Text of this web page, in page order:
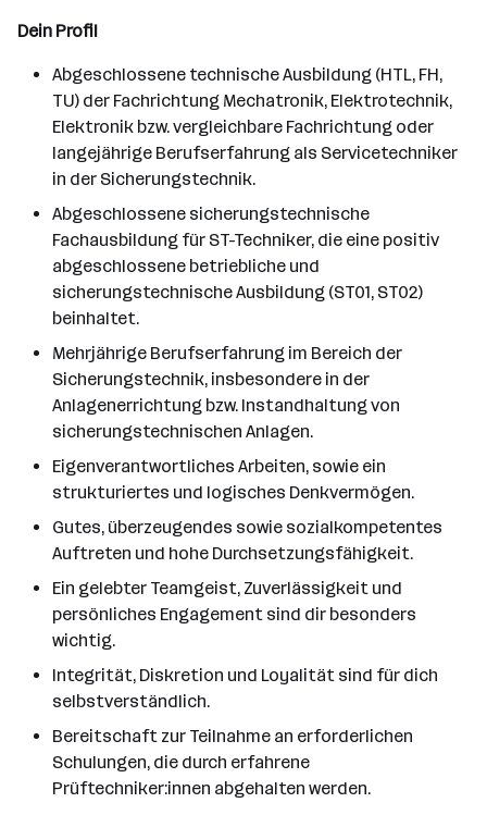
Dein Profil
Abgeschlossene technische Ausbildung (HTL, FH,
TU) der Fachrichtung Mechatronik, Elektrotechnik,
Elektronik bzw. vergleichbare Fachrichtung oder
langejährige Berufserfahrung als Servicetechniker
in der Sicherungstechnik.
Abgeschlossene sicherungstechnische
Fachausbildung für ST-Techniker, die eine positiv
abgeschlossene betriebliche und
sicherungstechnische Ausbildung (ST01, ST02)
beinhaltet.
Mehrjährige Berufserfahrung im Bereich der
Sicherungstechnik, insbesondere in der
Anlagenerrichtung bzw. Instandhaltung von
sicherungstechnischen Anlagen.
Eigenverantwortliches Arbeiten, sowie ein
strukturiertes und logisches Denkvermögen.
Gutes, überzeugendes sowie sozialkompetentes
Auftreten und hohe Durchsetzungsfähigkeit.
Ein gelebter Teamgeist, Zuverlässigkeit und
persönliches Engagement sind dir besonders
wichtig.
Integrität, Diskretion und Loyalität sind für dich
selbstverständlich.
Bereitschaft zur Teilnahme an erforderlichen
Schulungen, die durch erfahrene
Prüftechniker:innen abgehalten werden.